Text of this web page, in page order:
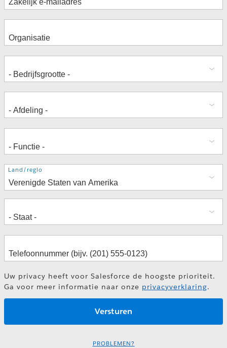
Adres
Land/regio
Uw privacy heeft voor Salesforce de hoogste prioriteit.
Ga voor meer informatie naar onze privacyverklaring.
PROBLEMEN?